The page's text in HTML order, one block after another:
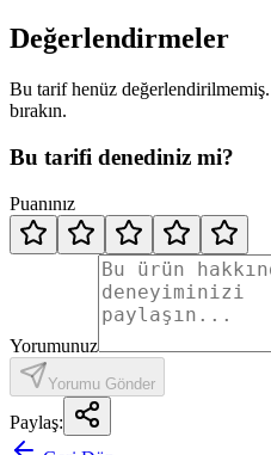
Değerlendirmeler
Bu tarif henüz
bırakın.
Bu tarifi denediniz mi?
Puanınız
Yorumunuz
Yorumu Gönder
Paylaş: